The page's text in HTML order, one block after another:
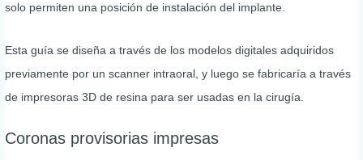
solo permiten una posición de instalación del implante.
Esta guía se diseña a través de los modelos digitales adquiridos
previamente por un scanner intraoral, y luego se fabricaría a través
de impresoras 3D de resina para ser usadas en la cirugía.
Coronas provisorias impresas